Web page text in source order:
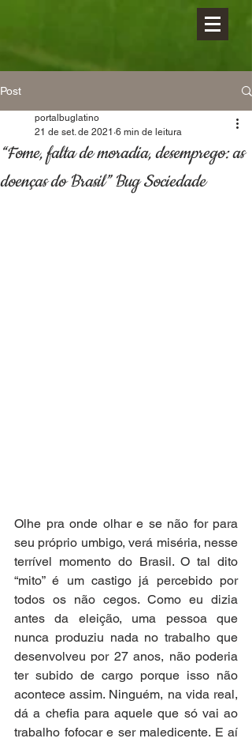
Post
“Fome, falta de moradia, desemprego: as
doenças do Brasil” Bug Sociedade
portalbuglatino
21 de set. de 2021 6 min de leitura
Olhe pra onde olhar e se não for para
seu próprio umbigo, verá miséria, nesse
terrível momento do Brasil. O tal dito
“mito” é um castigo já percebido por
todos os não cegos. Como eu dizia
antes da eleição, uma pessoa que
nunca produziu nada no trabalho que
desenvolveu por 27 anos, não poderia
ter subido de cargo porque isso não
acontece assim. Ninguém, na vida real,
dá a chefia para aquele que só vai ao
trabalho fofocar e ser maledicente. E aí